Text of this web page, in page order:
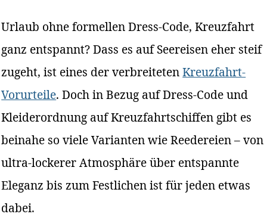
Urlaub ohne formellen Dress-Code, Kreuzfahrt
ganz entspannt? Dass es auf Seereisen eher steif
zugeht, ist eines der verbreitetenKreuzfahrt-
Vorurteile. Doch in Bezug auf Dress-Code und
Kleiderordnung auf Kreuzfahrtschiffen gibt es
beinahe so viele Varianten wie Reedereien – von
ultra-lockerer Atmosphäre über entspannte
Eleganz bis zum Festlichen ist für jeden etwas
dabei.